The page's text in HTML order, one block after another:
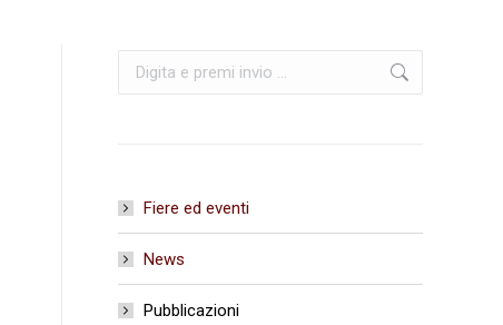
Cerca:
Fiere ed eventi
News
Pubblicazioni